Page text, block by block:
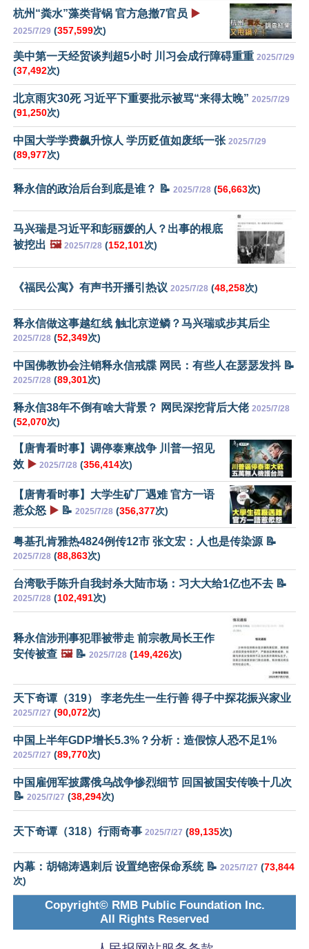
杭州“粪水”藻类背锅 官方急撤7官员 ▶️
2025/7/29 (357,599次)
美中第一天经贸谈判超5小时 川习会成行障碍重重 2025/7/29
(37,492次)
北京雨灾30死 习近平下重要批示被骂“来得太晚” 2025/7/29
(91,250次)
中国大学学费飙升惊人 学历贬值如废纸一张 2025/7/29
(89,977次)
释永信的政治后台到底是谁？ 📝 2025/7/28 (56,663次)
马兴瑞是习近平和彭丽媛的人？出事的根底
被挖出 🖼️ 2025/7/28 (152,101次)
《福民公寓》有声书开播引热议 2025/7/28 (48,258次)
释永信做这事越红线 触北京逆鳞？马兴瑞或步其后尘
2025/7/28 (52,349次)
中国佛教协会注销释永信戒牒 网民：有些人在瑟瑟发抖 📝
2025/7/28 (89,301次)
释永信38年不倒有啥大背景？ 网民深挖背后大佬 2025/7/28
(52,070次)
【唐青看时事】调停泰柬战争 川普一招见
效 ▶️ 2025/7/28 (356,414次)
【唐青看时事】大学生矿厂遇难 官方一语
惹众怒 ▶️ 📝 2025/7/28 (356,377次)
粤基孔肯雅热4824例传12市 张文宏：人也是传染源 📝
2025/7/28 (88,863次)
台湾歌手陈升自我封杀大陆市场：习大大给1亿也不去 📝
2025/7/28 (102,491次)
释永信涉刑事犯罪被带走 前宗教局长王作
安传被查 🖼️📝 2025/7/28 (149,426次)
天下奇谭（319） 李老先生一生行善 得子中探花振兴家业
2025/7/27 (90,072次)
中国上半年GDP增长5.3%？分析：造假惊人恐不足1%
2025/7/27 (89,770次)
中国雇佣军披露俄乌战争惨烈细节 回国被国安传唤十几次
📝 2025/7/27 (38,294次)
天下奇谭（318）行雨奇事 2025/7/27 (89,135次)
内幕：胡锦涛遇刺后 设置绝密保命系统 📝 2025/7/27 (73,844
次)
Copyright© RMB Public Foundation Inc.
All Rights Reserved